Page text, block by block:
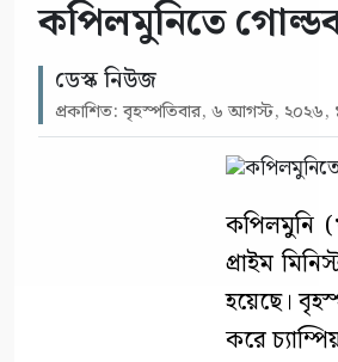
কপিলমুনিতে
ডেস্ক নিউজ
প্রকাশিত: বৃহস্পতিবার, ৬ আগস্ট, ২০২৬,
কপিলমুনি
প্রাইম
হয়েছে।
করে